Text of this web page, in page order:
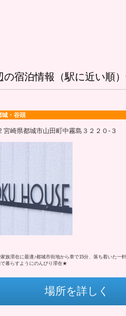
の宿泊情報（駅に近い順
城・谷頭
宮崎県都城市山田町中霧島３２２０‐３
族滞在に最適♪都城市街地から車で15分、落ち着いた一
暮らすようにのんびり滞在★
場所を詳しく